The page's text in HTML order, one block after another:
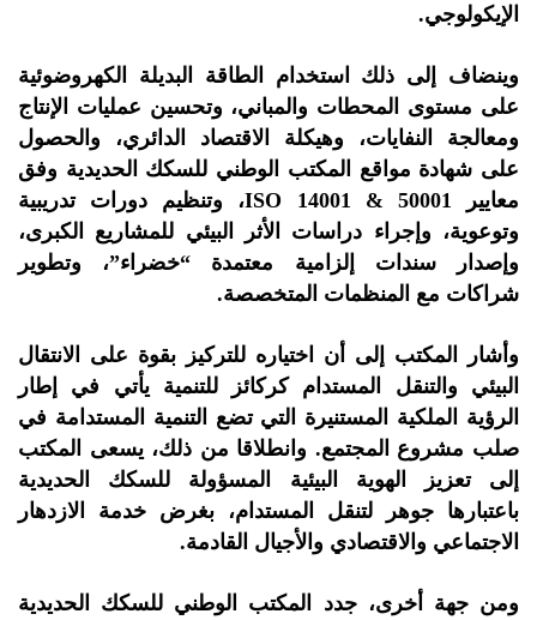
الإيكولوجي.
وينضاف إلى ذلك استخدام الطاقة البديلة الكهروضوئية
على مستوى المحطات والمباني، وتحسين عمليات الإنتاج
ومعالجة النفايات، وهيكلة الاقتصاد الدائري، والحصول
على شهادة مواقع المكتب الوطني للسكك الحديدية وفق
معايير ISO 14001 & 50001، وتنظيم دورات تدريبية
وتوعوية، وإجراء دراسات الأثر البيئي للمشاريع الكبرى،
وإصدار سندات إلزامية معتمدة “خضراء”، وتطوير
شراكات مع المنظمات المتخصصة.
وأشار المكتب إلى أن اختياره للتركيز بقوة على الانتقال
البيئي والتنقل المستدام كركائز للتنمية يأتي في إطار
الرؤية الملكية المستنيرة التي تضع التنمية المستدامة في
صلب مشروع المجتمع. وانطلاقا من ذلك، يسعى المكتب
إلى تعزيز الهوية البيئية المسؤولة للسكك الحديدية
باعتبارها جوهر لتنقل المستدام، بغرض خدمة الازدهار
الاجتماعي والاقتصادي والأجيال القادمة.
ومن جهة أخرى، جدد المكتب الوطني للسكك الحديدية